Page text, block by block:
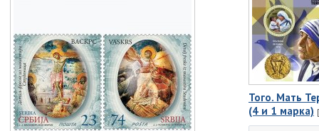
Того. Мать
(4 и 1 марка)